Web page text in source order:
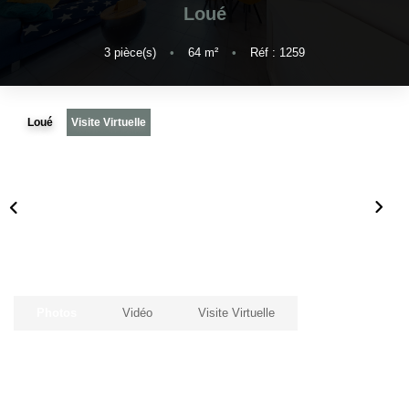
BLOG : NOS ACTUS IMMO !
LE HAVRE ET SES QUARTIERS
Loué
3 pièce(s) • 64 m² • Réf : 1259
Loué Visite Virtuelle
Vidéo Visite Virtuelle